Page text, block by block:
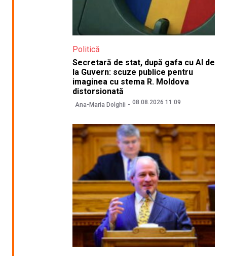
Politică
Secretară de stat, după gafa cu AI de
la Guvern: scuze publice pentru
imaginea cu stema R. Moldova
distorsionată
Ana-Maria Dolghii 08.08.2026 11:09